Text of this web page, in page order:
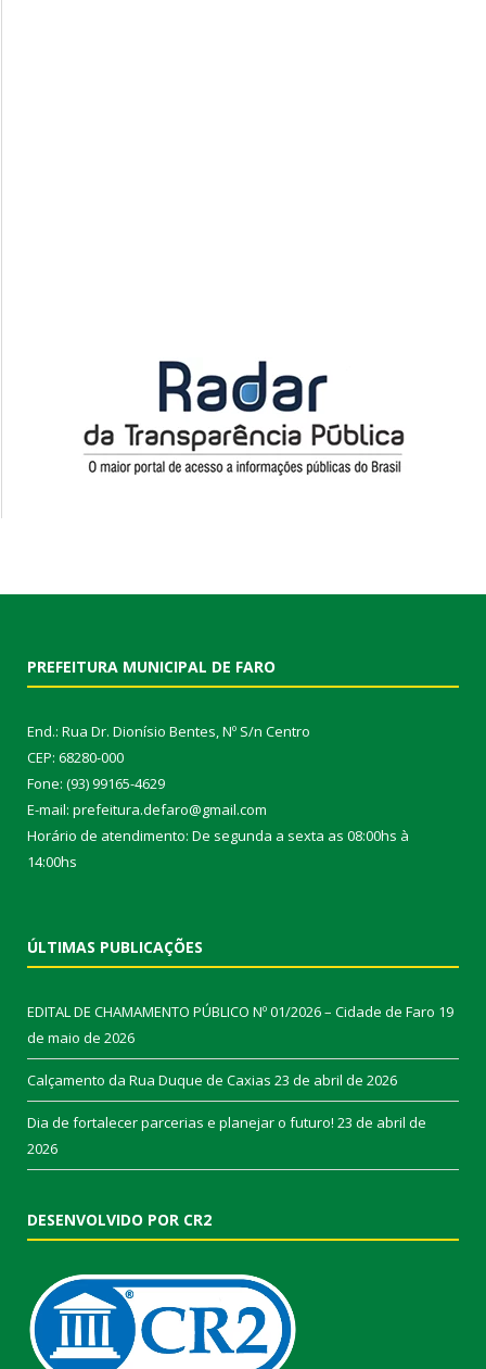
PREFEITURA MUNICIPAL DE FARO
End.: Rua Dr. Dionísio Bentes, Nº S/n Centro
CEP: 68280-000
Fone: (93) 99165-4629
E-mail: prefeitura.defaro@gmail.com
Horário de atendimento: De segunda a sexta as 08:00hs à
14:00hs
ÚLTIMAS PUBLICAÇÕES
EDITAL DE CHAMAMENTO PÚBLICO Nº 01/2026 – Cidade de Faro 19
de maio de 2026
Calçamento da Rua Duque de Caxias 23 de abril de 2026
Dia de fortalecer parcerias e planejar o futuro! 23 de abril de
2026
DESENVOLVIDO POR CR2